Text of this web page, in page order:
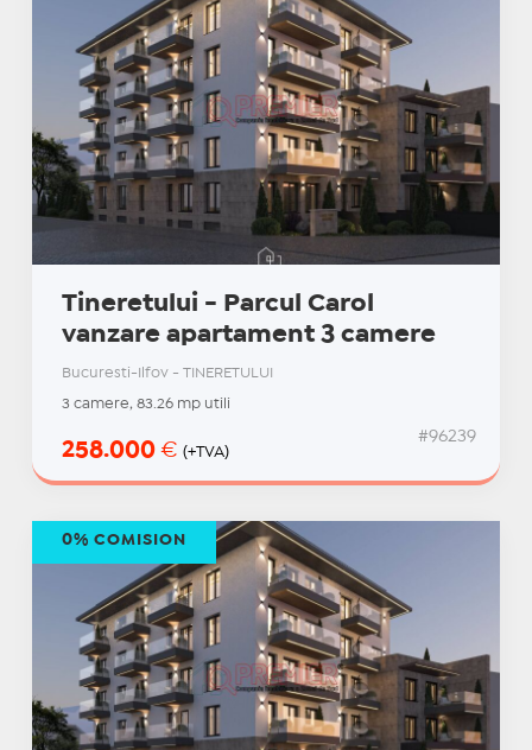
Tineretului - Parcul Carol
vanzare apartament 3 camere
Bucuresti-Ilfov - TINERETULUI
3 camere, 83.26 mp utili
258.000 € (+TVA)
#96239
0% COMISION